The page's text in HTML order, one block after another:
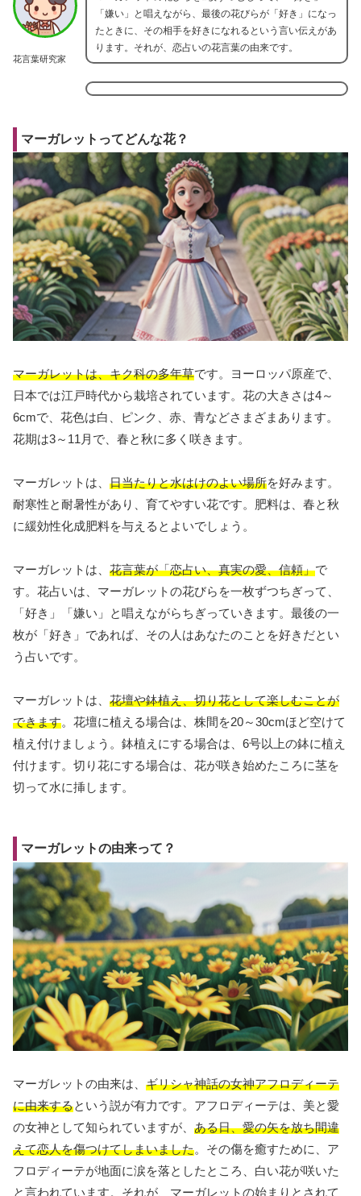
花言葉研究家
「嫌い」と唱えながら、最後の花びらが「好き」になっ
たときに、その相手を好きになれるという言い伝えがあ
ります。それが、恋占いの花言葉の由来です。
マーガレットってどんな花？
マーガレットは、キク科の多年草です。ヨーロッパ原産で、
日本では江戸時代から栽培されています。花の大きさは4～
6cmで、花色は白、ピンク、赤、青などさまざまあります。
花期は3～11月で、春と秋に多く咲きます。
マーガレットは、 日当たりと水はけのよい場所を好みます。
耐寒性と耐暑性があり、育てやすい花です。肥料は、春と秋
に緩効性化成肥料を与えるとよいでしょう。
マーガレットは、 花言葉が「恋占い、真実の愛、信頼」で
す。花占いは、マーガレットの花びらを一枚ずつちぎって、
「好き」「嫌い」と唱えながらちぎっていきます。最後の一
枚が「好き」であれば、その人はあなたのことを好きだとい
う占いです。
マーガレットは、 花壇や鉢植え、切り花として楽しむことが
できます。花壇に植える場合は、株間を20～30cmほど空けて
植え付けましょう。鉢植えにする場合は、6号以上の鉢に植え
付けます。切り花にする場合は、花が咲き始めたころに茎を
切って水に挿します。
マーガレットの由来って？
マーガレットの由来は、 ギリシャ神話の女神アフロディーテ
に由来するという説が有力です。アフロディーテは、美と愛
の女神として知られていますが、 ある日、愛の矢を放ち間違
えて恋人を傷つけてしまいました。その傷を癒すために、ア
フロディーテが地面に涙を落としたところ、白い花が咲いた
と言われています。それが、マーガレットの始まりとされて